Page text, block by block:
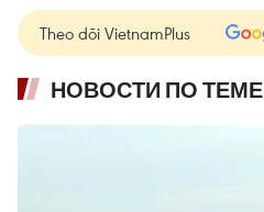
Theo dõi VietnamPlus
НОВОСТИ ПО ТЕМЕ